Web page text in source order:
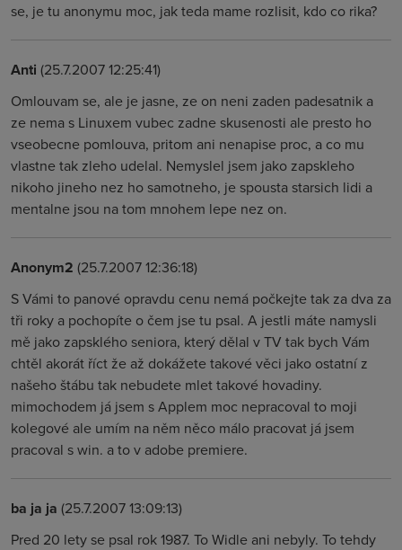
se, je tu anonymu moc, jak teda mame rozlisit, kdo co rika?
Anti (25.7.2007 12:25:41)
Omlouvam se, ale je jasne, ze on neni zaden padesatnik a
ze nema s Linuxem vubec zadne skusenosti ale presto ho
vseobecne pomlouva, pritom ani nenapise proc, a co mu
vlastne tak zleho udelal. Nemyslel jsem jako zapskleho
nikoho jineho nez ho samotneho, je spousta starsich lidi a
mentalne jsou na tom mnohem lepe nez on.
Anonym2 (25.7.2007 12:36:18)
S Vámi to panové opravdu cenu nemá počkejte tak za dva za
tři roky a pochopíte o čem jse tu psal. A jestli máte namysli
mě jako zapsklého seniora, který dělal v TV tak bych Vám
chtěl akorát říct že až dokážete takové věci jako ostatní z
našeho štábu tak nebudete mlet takové hovadiny.
mimochodem já jsem s Applem moc nepracoval to moji
kolegové ale umím na něm něco málo pracovat já jsem
pracoval s win. a to v adobe premiere.
ba ja ja (25.7.2007 13:09:13)
Pred 20 lety se psal rok 1987. To Widle ani nebyly. To tehdy